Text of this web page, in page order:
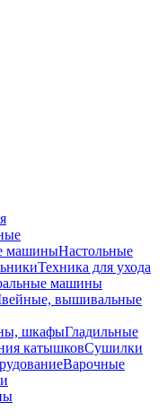
машиныНастольные
Техника для ухода
машины
вышивальные
шкафыГладильные
катышковСушилки
Варочные